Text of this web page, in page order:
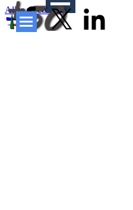
Aller au contenu